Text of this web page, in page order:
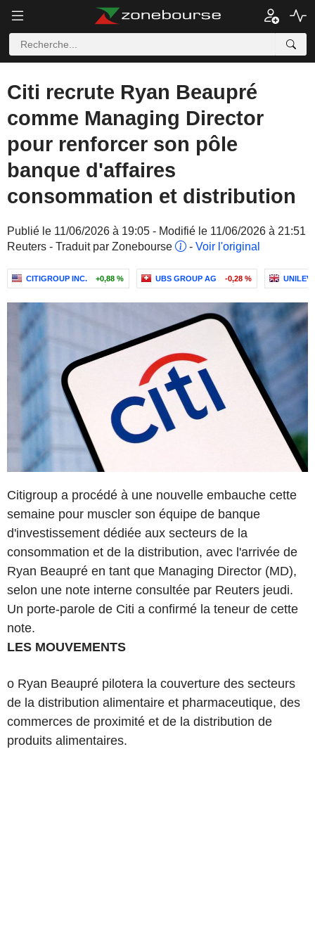
Citi recrute Ryan Beaupré
comme Managing Director
pour renforcer son pôle
banque d'affaires
consommation et distribution
Publié le 11/06/2026 à 19:05 - Modifié le 11/06/2026 à 21:51
Reuters - Traduit par Zonebourse
- Voir l'original
CITIGROUP INC. +0,88 % UBS GROUP AG -0,28 %
Citigroup a procédé à une nouvelle embauche cette
semaine pour muscler son équipe de banque
d'investissement dédiée aux secteurs de la
consommation et de la distribution, avec l'arrivée de
Ryan Beaupré en tant que Managing Director (MD),
selon une note interne consultée par Reuters jeudi.
Un porte-parole de Citi a confirmé la teneur de cette
note.
LES MOUVEMENTS
o Ryan Beaupré pilotera la couverture des secteurs
de la distribution alimentaire et pharmaceutique, des
commerces de proximité et de la distribution de
produits alimentaires.